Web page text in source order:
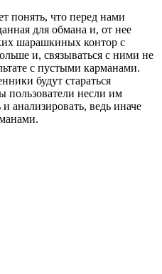
понять, что перед нами
для обмана и, от нее
шарашкиных контор с
и, связываться с ними не
с пустыми карманами.
будут стараться
пользователи несли им
анализировать, ведь иначе